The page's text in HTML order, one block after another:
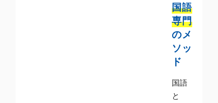
国語
専門
のメ
ソッ
ド
国語
と